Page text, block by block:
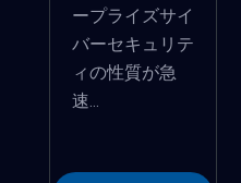
ープライズサイ
バーセキュリテ
ィの性質が急
速...